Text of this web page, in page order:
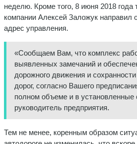
неделю. Кроме того, 8 июня 2018 года
компании Алексей Заложук направил
адрес управления.
«Сообщаем Вам, что комплекс
выявленных замечаний и
дорожного движения и
дорог, согласно Вашего
полном объеме и в установленные
руководитель предприятия.
Тем не менее, коренным образом